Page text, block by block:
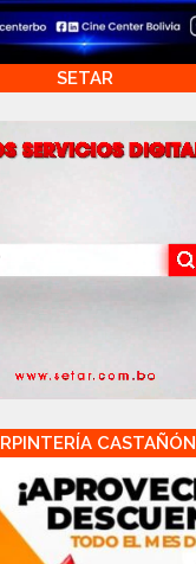
SETAR
CASTAÑÓN